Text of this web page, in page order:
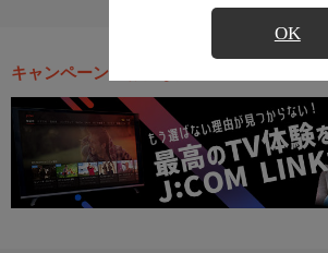
OK
キャンペーン・お得な情報